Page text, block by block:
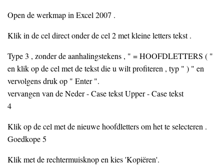
Open de werkmap in Excel 2007 .
Klik in de cel direct onder de cel 2 met kleine letters tekst .
Type 3 , zonder de aanhalingstekens , " = HOOFDLETTERS ( "
en klik op de cel met de tekst die u wilt profiteren , typ " ) " en
vervolgens druk op " Enter ".
vervangen van de Neder - Case tekst Upper - Case tekst
4
Klik op de cel met de nieuwe hoofdletters om het te selecteren .
Goedkope 5
Klik met de rechtermuisknop en kies 'Kopiëren'.